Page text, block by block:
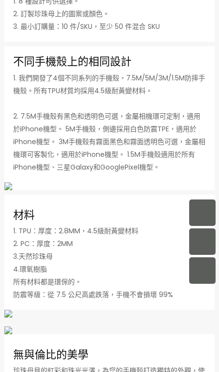
2. 訂製珍珠母上的圖案或顏色。
3. 最小訂購量：10 件/SKU，至少 50 件混合 SKU
不同手機殼上的相同設計
1. 我們開發了4個不同系列的手機殼，7.5M/5M/3M/1.5M防摔手
機殼。所有TPU材質均採用4.5級耐黃變材料。
2. 7.5M手機殼有黑色和透明色可選，金屬相機環可定制，適用
於iPhone機型。 5M手機殼，側邊採用白色防震TPE，適用於
iPhone機型。 3M手機殼有霧面黑色和霧面透明色可選，金屬相
機環可客製化，適用於iPhone機型。 1.5M手機殼適用於所有
iPhone機型、三星Galaxy和GooglePixel機型。
材料
1. TPU：厚度：2.8MM，4.5級耐黃變材料
2. PC：厚度：2MM
3.天然珍珠母
4.環氧樹脂
所有材料都是環保的。
防震等級：從 7.5 公尺高處跌落，手機不會損壞 99%
無與倫比的美學